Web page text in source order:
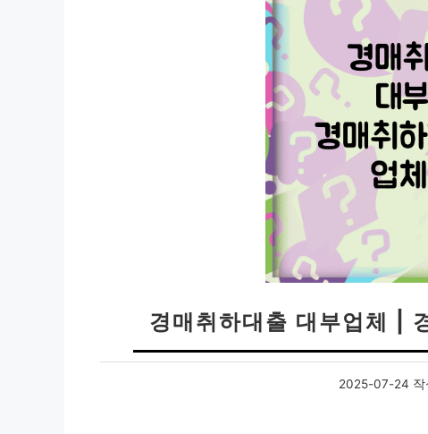
경매취하대출 대부업체 |
2025-07-24 작